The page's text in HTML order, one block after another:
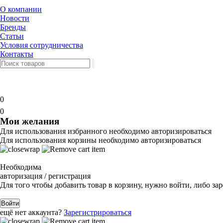
О компании
Новости
Бренды
Статьи
Условия сотрудничества
Контакты
0
0
Мои желания
Для использования избранного необходимо авторизироваться
Для использования корзины необходимо авторизироваться
Необходима
авторизация / регистрация
Для того чтобы добавить товар в корзину, нужно войти, либо
Войти
ещё нет аккаунта? Зарегистрироваться